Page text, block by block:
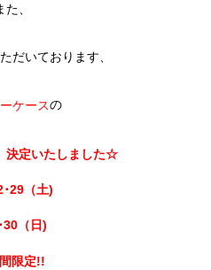
た、
だいております、
ケースの
決定いたしました☆
29（土)
30（日)
限定!!